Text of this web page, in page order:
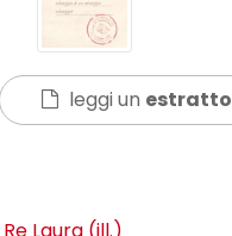
leggi un estratto
Re Laura (ill.)